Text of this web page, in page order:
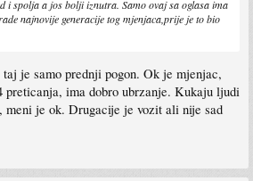
i spolja a jos bolji iznutra. Samo ovaj sa oglasa ima
najnovije generacije tog mjenjaca,prije je to bio
je samo prednji pogon. Ok je mjenjac,
preticanja, ima dobro ubrzanje. Kukaju ljudi
meni je ok. Drugacije je vozit ali nije sad